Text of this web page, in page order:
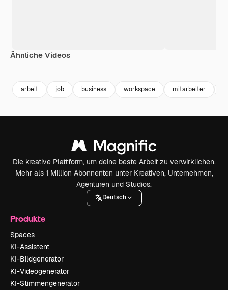
Ähnliche Videos
arbeit job business workspace mitarbeiter
Die kreative Plattform, um deine beste Arbeit zu verwirklichen.
Mehr als 1 Million Abonnenten unter Kreativen, Unternehmen,
Agenturen und Studios.
Deutsch
Produkte
Spaces
KI-Assistent
KI-Bildgenerator
KI-Videogenerator
KI-Stimmengenerator